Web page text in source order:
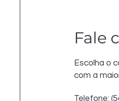
Fale
Escolha o
com a
Telefone: